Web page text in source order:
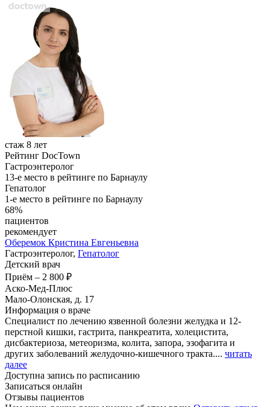
стаж 8 лет
Рейтинг DocTown
Гастроэнтеролог
13-е место в рейтинге по Барнаулу
Гепатолог
1-е место в рейтинге по Барнаулу
68%
пациентов
рекомендует
Оберемок Кристина Евгеньевна
Гастроэнтеролог, Гепатолог
Детский врач
Приём – 2 800 ₽
Аско-Мед-Плюс
Мало-Олонская, д. 17
Информация о враче
Специалист по лечению язвенной болезни желудка и 12-
перстной кишки, гастрита, панкреатита, холецистита,
дисбактериоза, метеоризма, колита, запора, эзофагита и
других заболеваний желудочно-кишечного тракта.... читать
далее
Доступна запись по расписанию
Записаться онлайн
Отзывы пациентов